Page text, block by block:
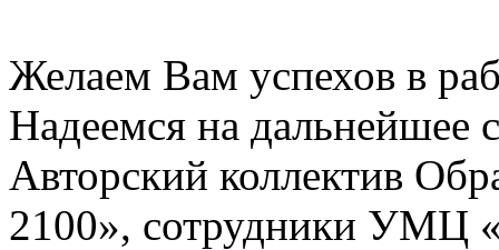
Желаем Вам успехов в
Надеемся на дальнейшее
Авторский коллектив
2100», сотрудники УМЦ